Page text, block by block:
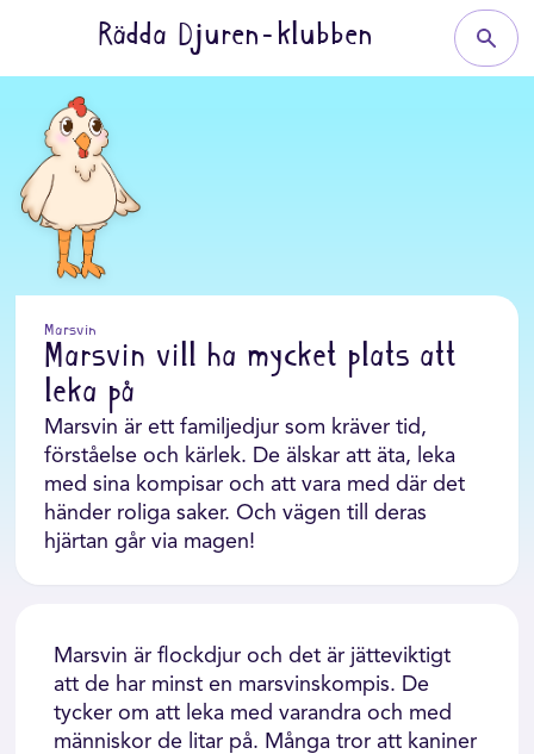
Rädda Djuren-klubben
Marsvin
Marsvin vill ha mycket plats att
leka på
Marsvin är ett familjedjur som kräver tid,
förståelse och kärlek. De älskar att äta, leka
med sina kompisar och att vara med där det
händer roliga saker. Och vägen till deras
hjärtan går via magen!
Marsvin är flockdjur och det är jätteviktigt
att de har minst en marsvinskompis. De
tycker om att leka med varandra och med
människor de litar på. Många tror att kaniner